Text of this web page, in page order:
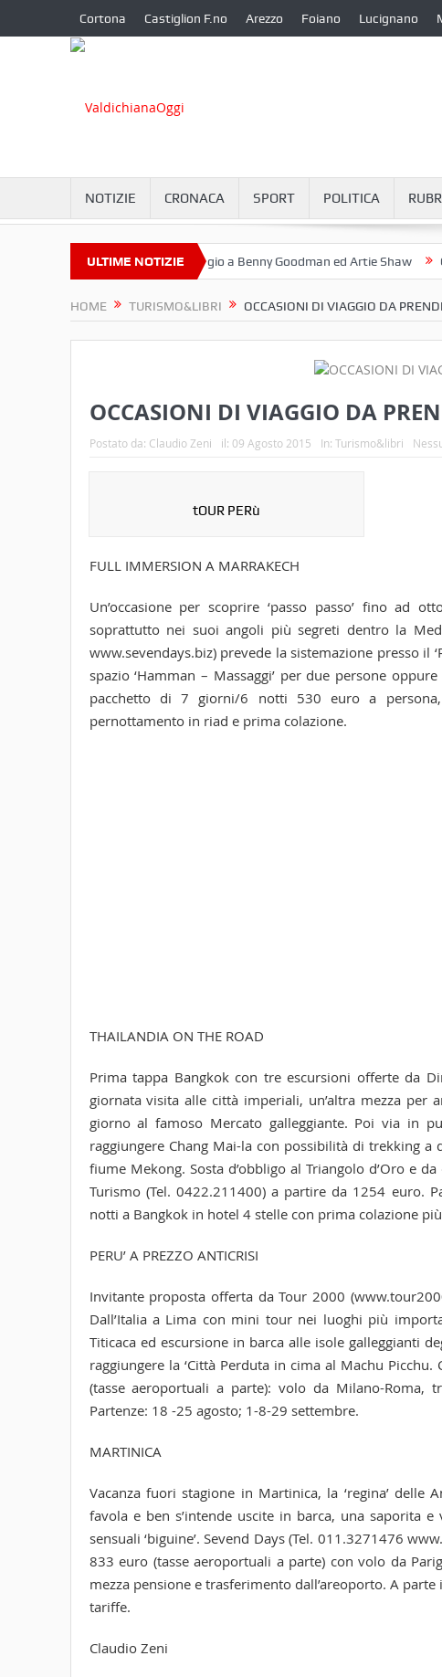
Cortona Castiglion F.no Arezzo Foiano Lucignano
NOTIZIE CRONACA SPORT POLITICA
ULTIME NOTIZIE
a Camucia? Omaggio a Benny Goodman ed Artie Shaw
HOME TURISMO&LIBRI OCCASIONI DI VIAGGIO DA
OCCASIONI DI VIAGGIO DA
Postato da: Claudio Zeni il: 09 Agosto 2015 In: Turismo&libri
tOUR PERù
FULL IMMERSION A MARRAKECH
Un’occasione per scoprire ‘passo passo’ fino ad
soprattutto nei suoi angoli più segreti dentro la
www.sevendays.biz) prevede la sistemazione presso il
spazio ‘Hamman – Massaggi’ per due persone
pacchetto di 7 giorni/6 notti 530 euro a
pernottamento in riad e prima colazione.
THAILANDIA ON THE ROAD
Prima tappa Bangkok con tre escursioni offerte da
giornata visita alle città imperiali, un’altra mezza
giorno al famoso Mercato galleggiante. Poi via in
raggiungere Chang Mai-la con possibilità di trekking
fiume Mekong. Sosta d’obbligo al Triangolo d’Oro e
Turismo (Tel. 0422.211400) a partire da 1254 euro.
notti a Bangkok in hotel 4 stelle con prima colazione
PERU’ A PREZZO ANTICRISI
Invitante proposta offerta da Tour 2000
Dall’Italia a Lima con mini tour nei luoghi più
Titicaca ed escursione in barca alle isole galleggianti
raggiungere la ‘Città Perduta in cima al Machu
(tasse aeroportuali a parte): volo da Milano-Roma,
Partenze: 18 -25 agosto; 1-8-29 settembre.
MARTINICA
Vacanza fuori stagione in Martinica, la ‘regina’
favola e ben s’intende uscite in barca, una saporita
sensuali ‘biguine’. Sevend Days (Tel. 011.3271476
833 euro (tasse aeroportuali a parte) con volo da
mezza pensione e trasferimento dall’areoporto. A
tariffe.
Claudio Zeni